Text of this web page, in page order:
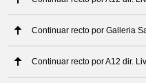
Continuar recto por Galleria
Continuar recto por A12 dir.